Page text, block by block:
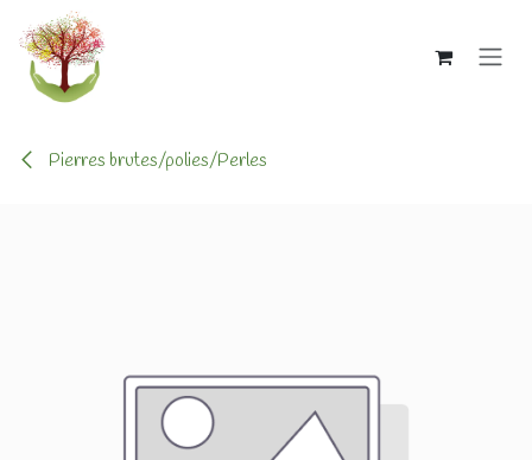
Se rendre au contenu
Pierres brutes/polies/Perles